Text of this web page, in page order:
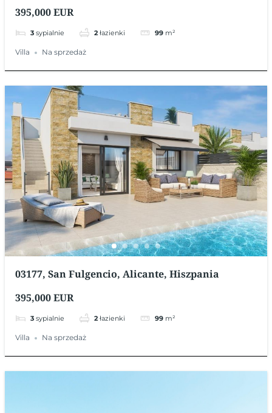
395,000 EUR
3 sypialnie 2 łazienki 99 m²
Villa Na sprzedaż
03177, San Fulgencio, Alicante, Hiszpania
395,000 EUR
3 sypialnie 2 łazienki 99 m²
Villa Na sprzedaż